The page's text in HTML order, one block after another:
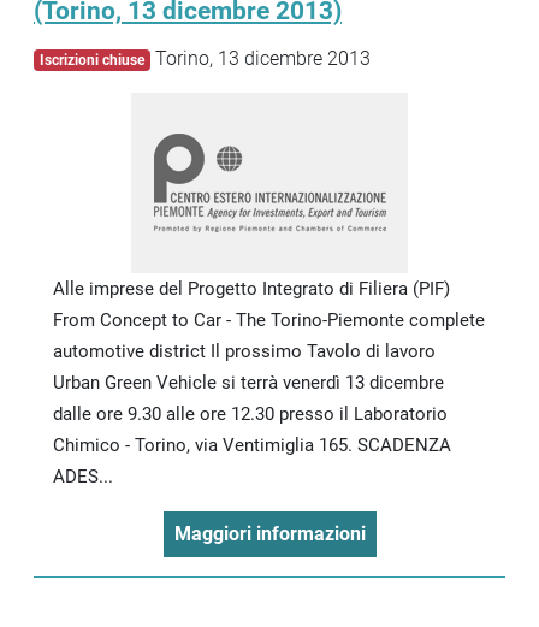
(Torino, 13 dicembre 2013)
Iscrizioni chiuse Torino, 13 dicembre 2013
Alle imprese del Progetto Integrato di Filiera (PIF)
From Concept to Car - The Torino-Piemonte complete
automotive district Il prossimo Tavolo di lavoro
Urban Green Vehicle si terrà venerdì 13 dicembre
dalle ore 9.30 alle ore 12.30 presso il Laboratorio
Chimico - Torino, via Ventimiglia 165. SCADENZA
ADES...
Maggiori informazioni